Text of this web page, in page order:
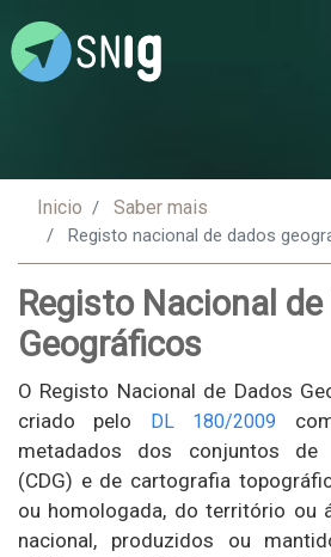
Inicio Saber mais
Registo nacional de dados
Registo Nacional de
Geográficos
O Registo Nacional de Dados
criado pelo DL 180/2009
metadados dos conjuntos de
(CDG) e de cartografia
ou homologada, do território ou
nacional, produzidos ou